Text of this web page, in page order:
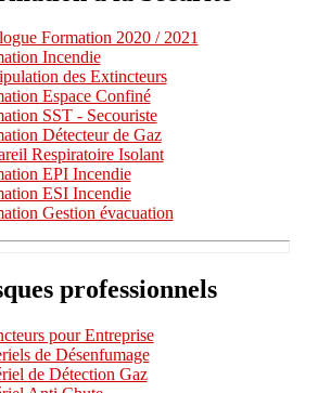
Formation 2020 / 2021
Incendie
des Extincteurs
Espace Confiné
SST - Secouriste
Détecteur de Gaz
Respiratoire Isolant
EPI Incendie
ESI Incendie
Gestion évacuation
professionnels
pour Entreprise
de Désenfumage
de Détection Gaz